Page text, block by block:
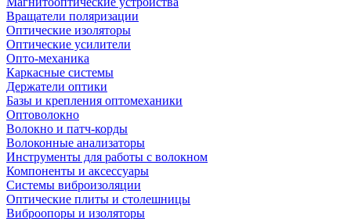
Вращатели поляризации
Оптические изоляторы
Оптические усилители
Опто-механика
Каркасные системы
Держатели оптики
Базы и крепления оптомеханики
Оптоволокно
Волокно и патч-корды
Волоконные анализаторы
Инструменты для работы с волокном
Компоненты и аксессуары
Системы виброизоляции
Оптические плиты и столешницы
Виброопоры и изоляторы